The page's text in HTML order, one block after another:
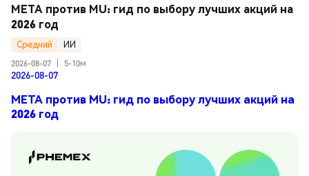
META против MU: гид по выбору лучших акций на
2026 год
Средний
ИИ
2026-08-07
5-10м
2026-08-07
META против MU: гид по выбору лучших акций на
2026 год